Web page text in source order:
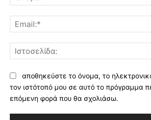
αποθηκεύστε το όνομα, το
τον ιστότοπό μου σε αυτό το πρόγραμμα
επόμενη φορά που θα σχολιάσω.